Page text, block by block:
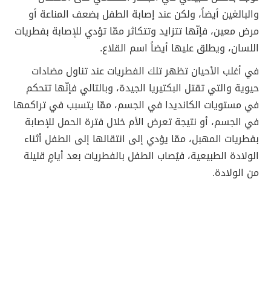
والبالغين أيضاً، ولكن عند إصابة الطفل بضعف المناعة أو
مرض معين، فإنّها تتزايد وتتكاثر ممّا تؤدي للإصابة بفطريات
اللسان، ويطلق عليها أيضاً اسم القلاع.
في أغلب الأحيان تظهر تلك الفطريات عند تناول مضادات
حيوية والتي تقتل البكتيريا الجيدة، وبالتالي فإنّها تتحكم
في مستويات الكانديدا في الجسم، ممّا يتسبب في تراكمها
في الجسم، أو نتيجة تعرض الأم خلال فترة الحمل للإصابة
بفطريات المهبل، ممّا يؤدي إلى انتقالها إلى الطفل أثناء
الولادة الطبيعية، فيُصاب الطفل بالفطريات بعد أيامٍ قليلة
من الولادة.